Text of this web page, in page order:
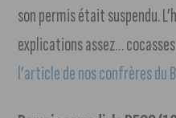
son permis était suspendu.
explications assez…
l’article de nos confrères du